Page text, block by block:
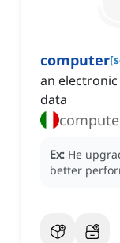
computer[
an
data
Ex: He
better